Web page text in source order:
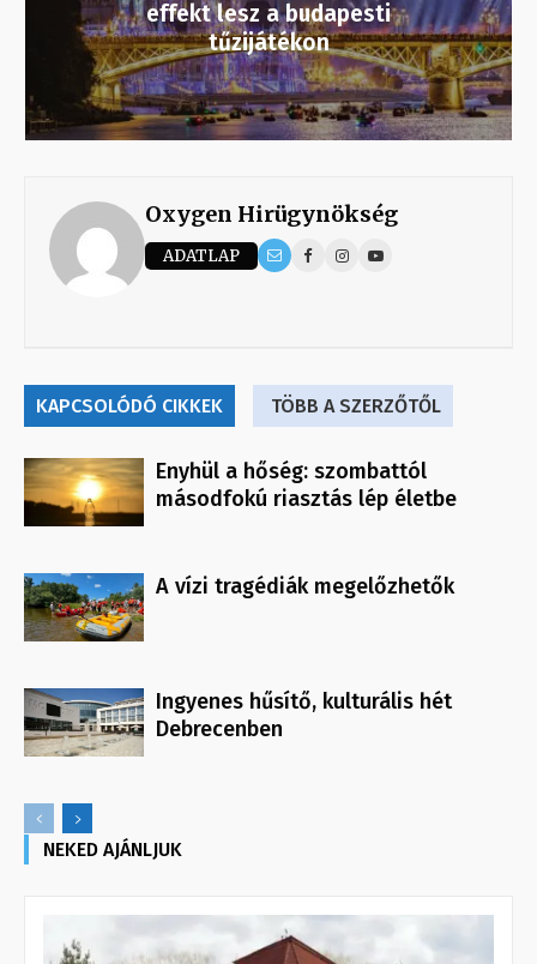
effekt lesz a budapesti
tűzijátékon
Oxygen Hirügynökség
ADATLAP
KAPCSOLÓDÓ CIKKEK TÖBB A SZERZŐTŐL
Enyhül a hőség: szombattól
másodfokú riasztás lép életbe
A vízi tragédiák megelőzhetők
Ingyenes hűsítő, kulturális hét
Debrecenben
NEKED AJÁNLJUK